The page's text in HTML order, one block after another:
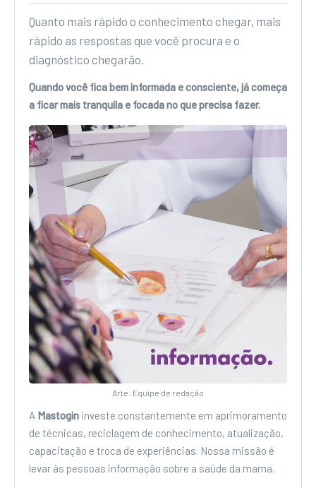
Quanto mais rápido o conhecimento chegar, mais
rápido as respostas que você procura e o
diagnóstico chegarão.
Quando você fica bem informada e consciente, já começa
a ficar mais tranquila e focada no que precisa fazer.
Arte: Equipe de redação
A Mastogin investe constantemente em aprimoramento
de técnicas, reciclagem de conhecimento, atualização,
capacitação e troca de experiências. Nossa missão é
levar às pessoas informação sobre a saúde da mama.